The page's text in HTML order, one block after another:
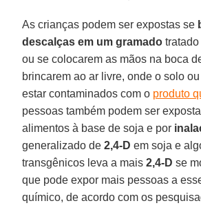
As crianças podem ser expostas se
descalças em um gramado
ou se colocarem as mãos na boca
brincarem ao ar livre, onde o solo
estar contaminados com o produto
pessoas também podem ser
alimentos à base de soja e por
generalizado de2,4-D em soja e
transgênicos leva a mais2,4-D se
que pode expor mais pessoas a
químico, de acordo com os